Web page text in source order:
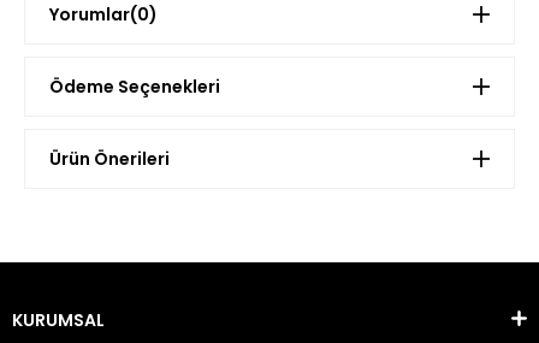
Yorumlar(0)
Ödeme Seçenekleri
Ürün Önerileri
KURUMSAL